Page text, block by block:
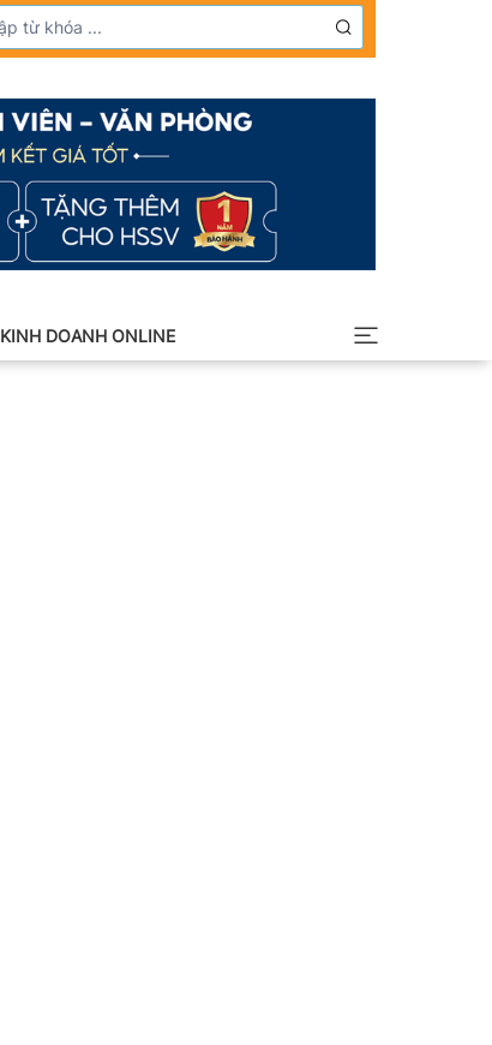
KINH DOANH ONLINE